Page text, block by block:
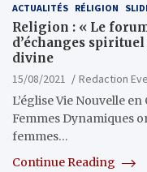
ACTUALITÉS RÉLIGION
Religion : « Le
d’échanges
divine
15/08/2021
Redaction
L’église Vie Nouvelle
Femmes Dynamiques
femmes…
Continue Reading